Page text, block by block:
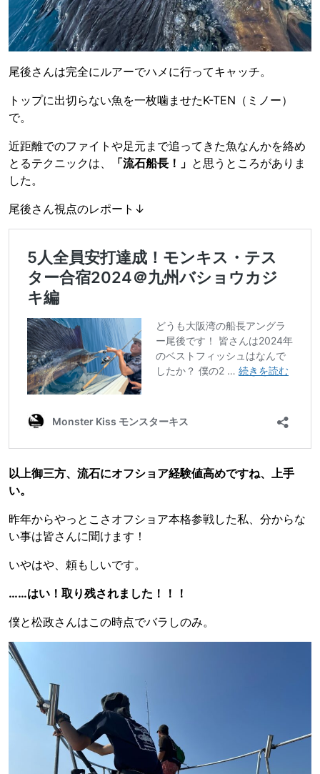
尾後さんは完全にルアーでハメに行ってキャッチ。
トップに出切らない魚を一枚噛ませたK-TEN（ミノー）
で。
近距離でのファイトや足元まで追ってきた魚なんかを絡め
とるテクニックは、
「流石船長！」 と思うところがありま
した。
尾後さん視点のレポート↓
以上御三方、流石にオフショア経験値高めですね、上手
い。
昨年からやっとこさオフショア本格参戦した私、分からな
い事は皆さんに聞けます！
いやはや、頼もしいです。
……はい！取り残されました！！！
僕と松政さんはこの時点でバラしのみ。